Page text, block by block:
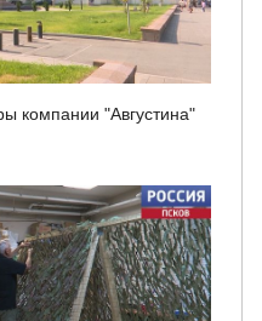
компании "Августина"